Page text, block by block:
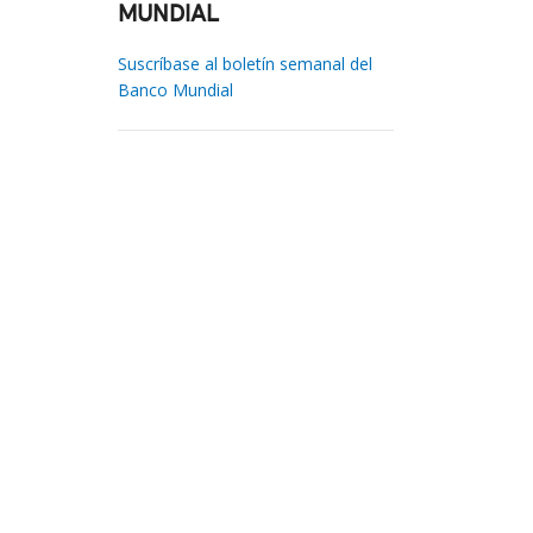
MUNDIAL
Suscríbase al boletín semanal del
Banco Mundial